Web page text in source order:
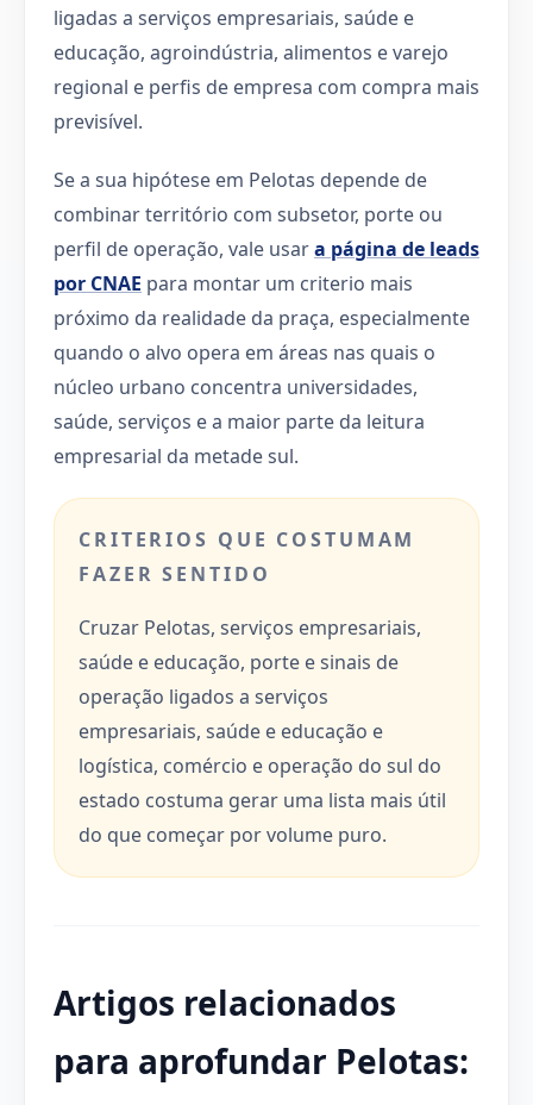
ligadas a serviços empresariais, saúde e
educação, agroindústria, alimentos e varejo
regional e perfis de empresa com compra mais
previsível.
Se a sua hipótese em Pelotas depende de
combinar território com subsetor, porte ou
perfil de operação, vale usara página de leads
por CNAE para montar um criterio mais
próximo da realidade da praça, especialmente
quando o alvo opera em áreas nas quais o
núcleo urbano concentra universidades,
saúde, serviços e a maior parte da leitura
empresarial da metade sul.
CRITERIOS QUE COSTUMAM
FAZER SENTIDO
Cruzar Pelotas, serviços empresariais,
saúde e educação, porte e sinais de
operação ligados a serviços
empresariais, saúde e educação e
logística, comércio e operação do sul do
estado costuma gerar uma lista mais útil
do que começar por volume puro.
Artigos relacionados
para aprofundar Pelotas: